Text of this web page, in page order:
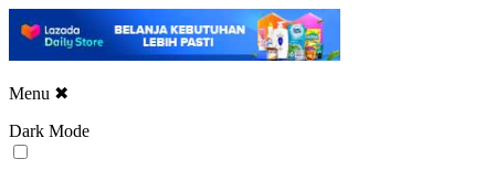
Menu ✖
Dark Mode